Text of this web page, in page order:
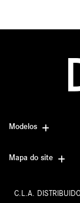
Modelos
Mapa do site
C.L.A.